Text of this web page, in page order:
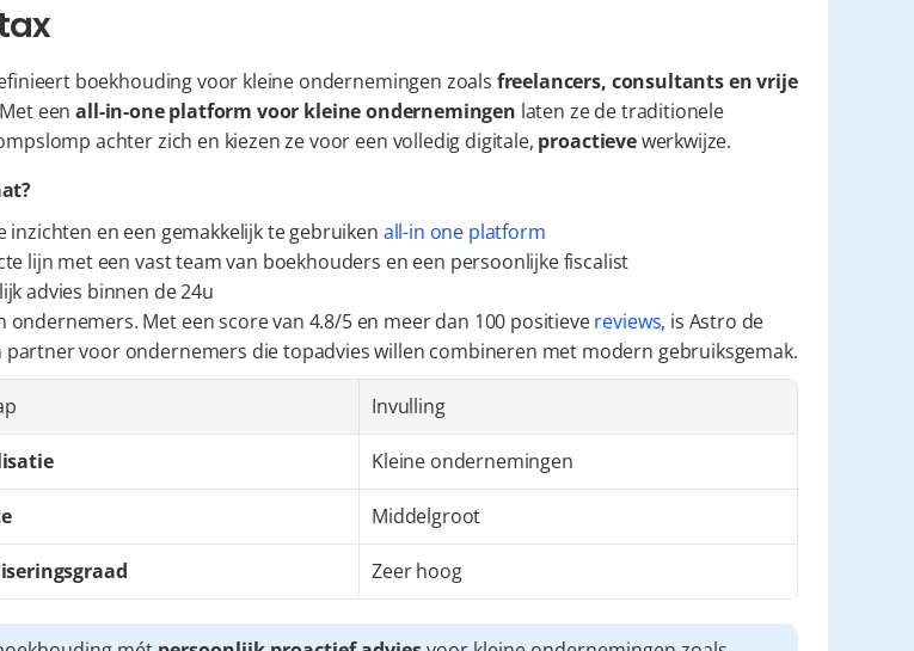
boekhouding voor kleine ondernemingen zoals freelancers, consultants en vrije
een all-in-one platform voor kleine ondernemingen laten ze de traditionele
achter zich en kiezen ze voor een volledig digitale, proactieve werkwijze.
inzichten en een gemakkelijk te gebruiken all-in one platform
lijn met een vast team van boekhouders en een persoonlijke fiscalist
advies binnen de 24u
ondernemers. Met een score van 4.8/5 en meer dan 100 positieve reviews, is Astro de
partner voor ondernemers die topadvies willen combineren met modern gebruiksgemak.
Invulling
Kleine ondernemingen
Middelgroot
Zeer hoog